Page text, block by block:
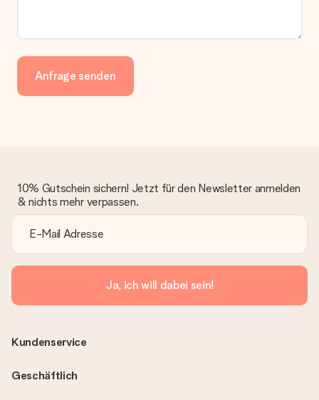
Anfrage senden
10% Gutschein sichern! Jetzt für den Newsletter anmelden
& nichts mehr verpassen.
Ja, ich will dabei sein!
Kundenservice
Geschäftlich